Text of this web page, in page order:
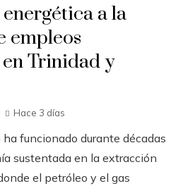
a la
empleos
Trinidad y
Hace 3 días
funcionado durante décadas
sustentada en la extracción
el petróleo y el gas